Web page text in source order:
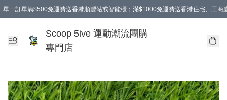
單一訂單滿$500免運費送香港順豐站或智能櫃；滿$1000免運費送香港住宅、工商
Scoop 5ive 運動潮流團購
專門店